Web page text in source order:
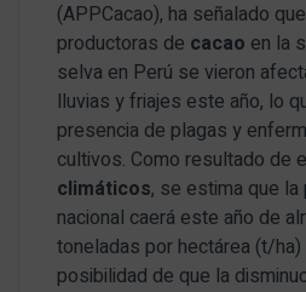
(APPCacao), ha señalado
productoras de cacao en la
selva en Perú se vieron
lluvias y friajes este año, lo
presencia de plagas y
cultivos. Como resultado de
climáticos, se estima que la
nacional caerá este año de
toneladas por hectárea (t/
posibilidad de que la